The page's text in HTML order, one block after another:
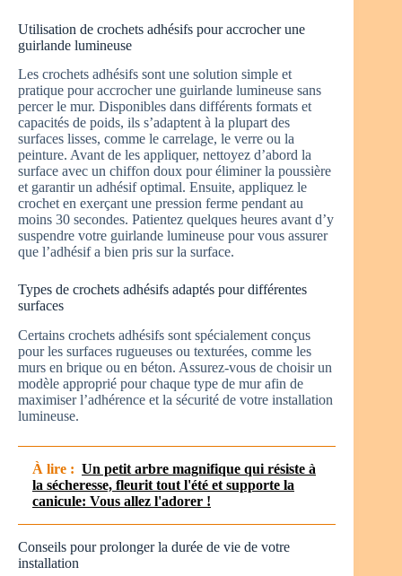
Utilisation de crochets adhésifs pour accrocher une
guirlande lumineuse
Les crochets adhésifs sont une solution simple et
pratique pour accrocher une guirlande lumineuse sans
percer le mur. Disponibles dans différents formats et
capacités de poids, ils s’adaptent à la plupart des
surfaces lisses, comme le carrelage, le verre ou la
peinture. Avant de les appliquer, nettoyez d’abord la
surface avec un chiffon doux pour éliminer la poussière
et garantir un adhésif optimal. Ensuite, appliquez le
crochet en exerçant une pression ferme pendant au
moins 30 secondes. Patientez quelques heures avant d’y
suspendre votre guirlande lumineuse pour vous assurer
que l’adhésif a bien pris sur la surface.
Types de crochets adhésifs adaptés pour différentes
surfaces
Certains crochets adhésifs sont spécialement conçus
pour les surfaces rugueuses ou texturées, comme les
murs en brique ou en béton. Assurez-vous de choisir un
modèle approprié pour chaque type de mur afin de
maximiser l’adhérence et la sécurité de votre installation
lumineuse.
À lire : Un petit arbre magnifique qui résiste à
la sécheresse, fleurit tout l'été et supporte la
canicule: Vous allez l'adorer !
Conseils pour prolonger la durée de vie de votre
installation